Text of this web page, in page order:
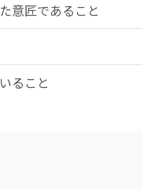
意匠であること
ること